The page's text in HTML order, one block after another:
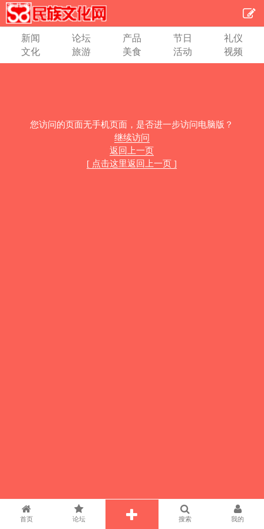
新闻 论坛 产品 节日
礼仪
文化
旅游 美食 活动 视频
您访问的页面无手机页面，是否进一步访问电脑版？
继续访问
返回上一页
[ 点击这里返回上一页 ]
首页 论坛 搜索 我的